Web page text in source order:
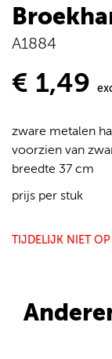
A1884
€ 1,49
zware metalen
voorzien van
breedte 37 cm
prijs per stuk
TIJDELIJK NIET